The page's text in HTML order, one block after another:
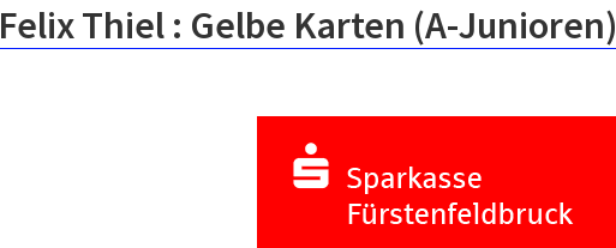
Felix Thiel : Gelbe Karten (A-Junioren)